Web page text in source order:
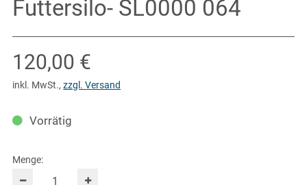
Futtersilo- SL0000 064
Verkaufspreis: 120,00 €
120,00 €
inkl. MwSt.,zzgl. Versand
Vorrätig
Menge: